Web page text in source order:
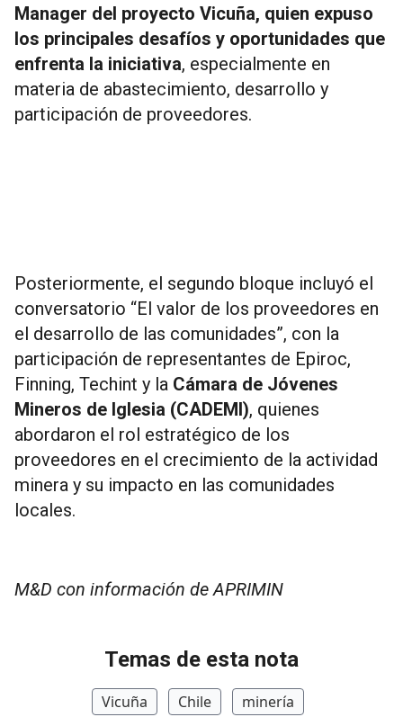
Manager del proyecto Vicuña, quien expuso
los principales desafíos y oportunidades que
enfrenta la iniciativa, especialmente en
materia de abastecimiento, desarrollo y
participación de proveedores.
Posteriormente, el segundo bloque incluyó el
conversatorio “El valor de los proveedores en
el desarrollo de las comunidades”, con la
participación de representantes de Epiroc,
Finning, Techint y la Cámara de Jóvenes
Mineros de Iglesia (CADEMI), quienes
abordaron el rol estratégico de los
proveedores en el crecimiento de la actividad
minera y su impacto en las comunidades
locales.
M&D con información de APRIMIN
Temas de esta nota
Vicuña Chile minería